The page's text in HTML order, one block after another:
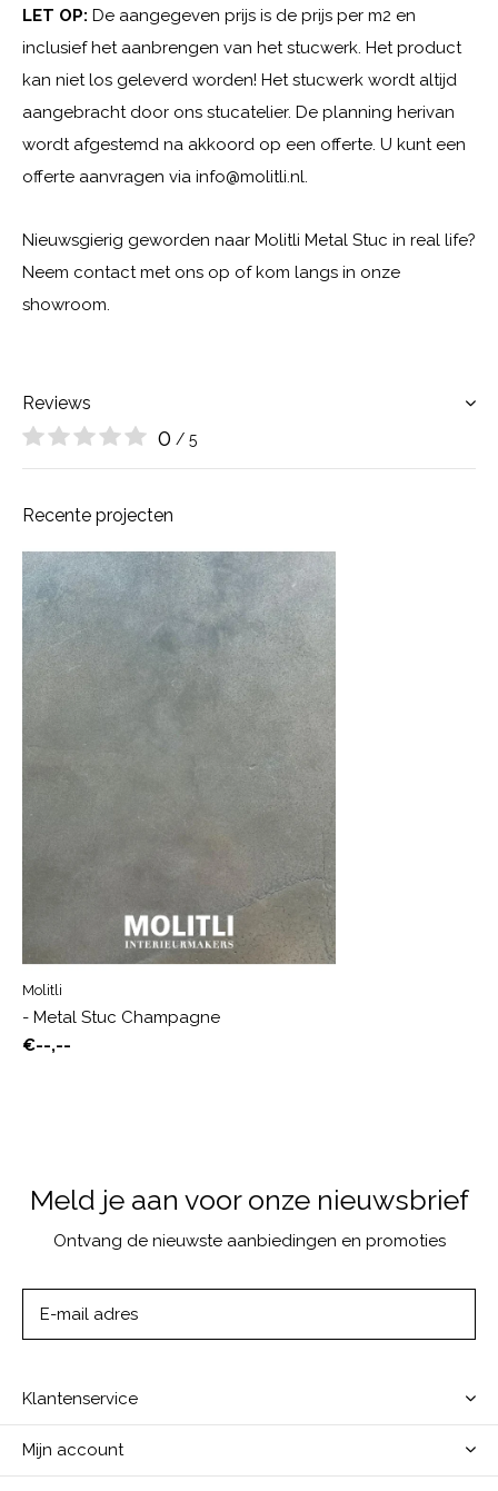
LET OP: De aangegeven prijs is de prijs per m2 en
inclusief het aanbrengen van het stucwerk. Het product
kan niet los geleverd worden! Het stucwerk wordt altijd
aangebracht door ons stucatelier. De planning herivan
wordt afgestemd na akkoord op een offerte. U kunt een
offerte aanvragen via info@molitli.nl.
Nieuwsgierig geworden naar Molitli Metal Stuc in real life?
Neem contact met ons op of kom langs in onze
showroom.
Reviews
0 / 5
Recente projecten
Molitli
- Metal Stuc Champagne
€--,--
Meld je aan voor onze nieuwsbrief
Ontvang de nieuwste aanbiedingen en promoties
Klantenservice
Mijn account